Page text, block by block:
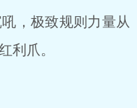
，极致规则力量从
利爪。